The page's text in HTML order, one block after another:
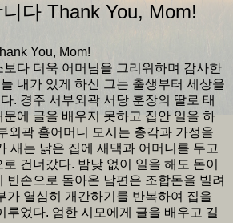
다 Thank You, Mom!
You, Mom!
다 더욱 어머님을 그리워하며 감사한
내가 있게 하신 그는 출생부터 세상을
. 경주 서부외곽 서당 훈장의 딸로 태
에 글을 배우지 못하고 집안 일을 하
외곽 홀어머니 모시는 총각과 가정을
새는 낡은 집에 새댁과 어머니를 두고
건너갔다. 밤낮 없이 일을 해도 돈이
빈손으로 돌아온 남편은 조합돈을 빌려
가 열심히 개간하기를 반복하여 집을
루었다. 엄한 시모에게 글을 배우고 길